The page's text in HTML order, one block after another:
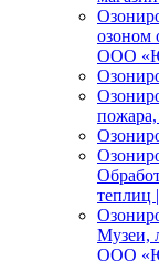
озоном
ООО
Музеи,
ООО